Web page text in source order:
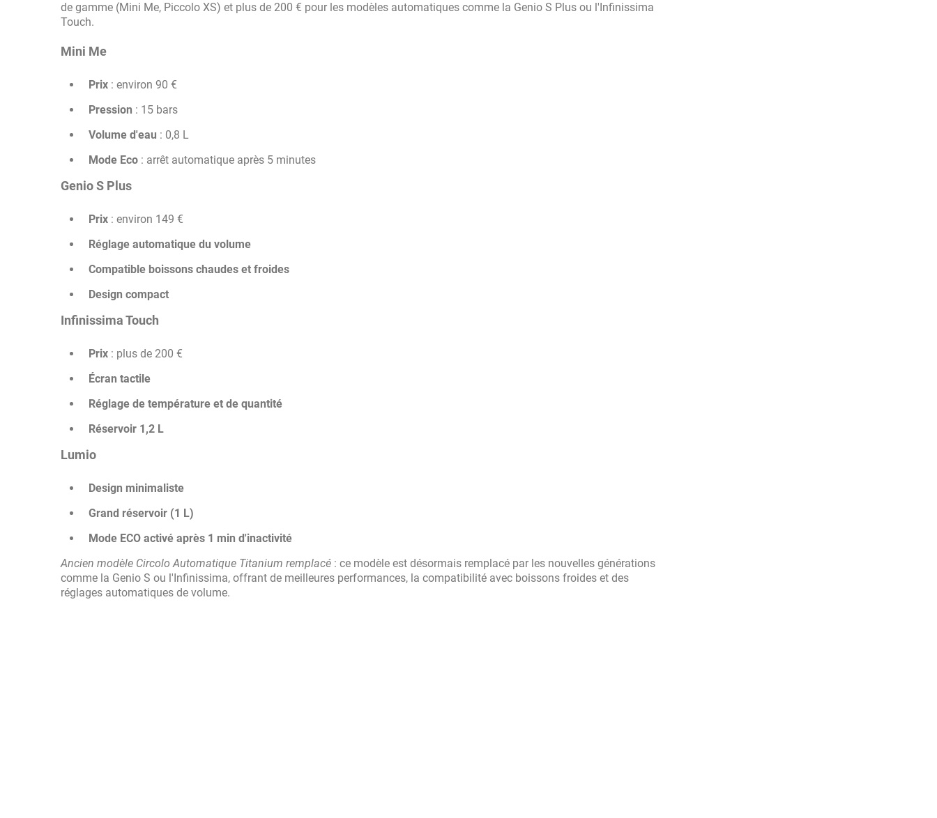
de gamme (Mini Me, Piccolo XS) et plus de 200 € pour les modèles automatiques comme la Genio S Plus ou l'Infinissima
Touch.
Mini Me
Prix : environ 90 €
Pression : 15 bars
Volume d'eau : 0,8 L
Mode Eco : arrêt automatique après 5 minutes
Genio S Plus
Prix : environ 149 €
Réglage automatique du volume
Compatible boissons chaudes et froides
Design compact
Infinissima Touch
Prix : plus de 200 €
Écran tactile
Réglage de température et de quantité
Réservoir 1,2 L
Lumio
Design minimaliste
Grand réservoir (1 L)
Mode ECO activé après 1 min d'inactivité
Ancien modèle Circolo Automatique Titanium remplacé : ce modèle est désormais remplacé par les nouvelles générations
comme la Genio S ou l'Infinissima, offrant de meilleures performances, la compatibilité avec boissons froides et des
réglages automatiques de volume.